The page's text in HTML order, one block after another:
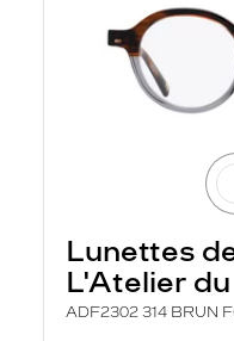
Lunettes
L'Atelier
ADF2302 314 BRUN